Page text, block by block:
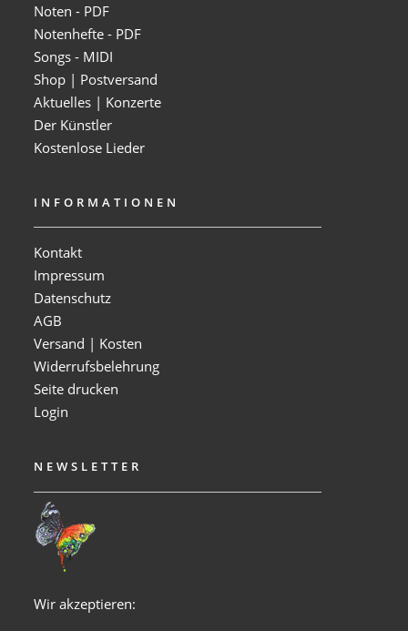
Noten - PDF
Notenhefte - PDF
Songs - MIDI
Shop | Postversand
Aktuelles | Konzerte
Der Künstler
Kostenlose Lieder
INFORMATIONEN
Kontakt
Impressum
Datenschutz
AGB
Versand | Kosten
Widerrufsbelehrung
Seite drucken
Login
NEWSLETTER
Wir akzeptieren: